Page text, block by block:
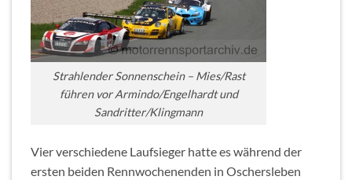
Strahlender Sonnenschein – Mies/Rast
führen vor Armindo/Engelhardt und
Sandritter/Klingmann
Vier verschiedene Laufsieger hatte es während der
ersten beiden Rennwochenenden in Oschersleben